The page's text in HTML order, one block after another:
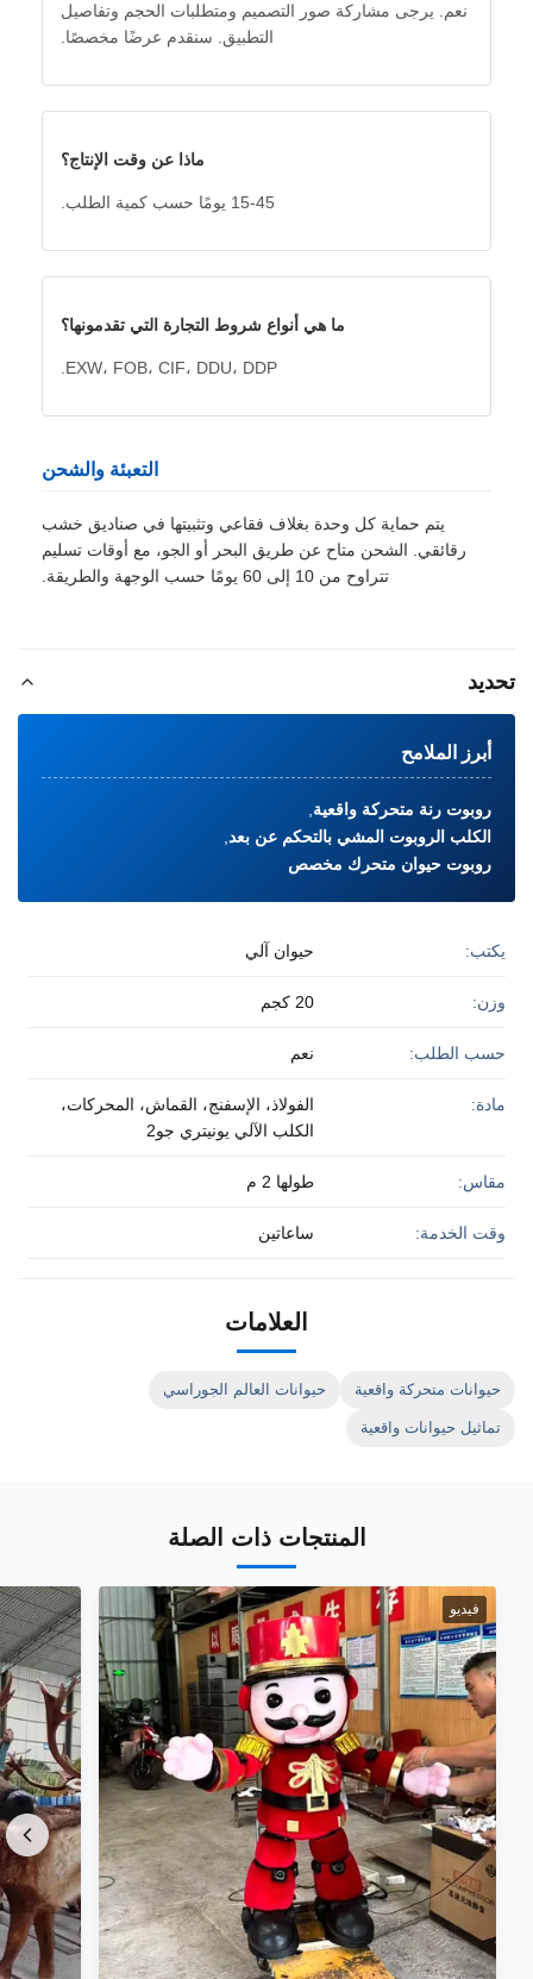
نعم. يرجى مشاركة صور التصميم ومتطلبات الحجم وتفاصيل
التطبيق. سنقدم عرضًا مخصصًا.
ماذا عن وقت الإنتاج؟
15-45 يومًا حسب كمية الطلب.
ما هي أنواع شروط التجارة التي تقدمونها؟
EXW، FOB، CIF، DDU، DDP.
التعبئة والشحن
يتم حماية كل وحدة بغلاف فقاعي وتثبيتها في صناديق خشب
رقائقي. الشحن متاح عن طريق البحر أو الجو، مع أوقات تسليم
تتراوح من 10 إلى 60 يومًا حسب الوجهة والطريقة.
تحديد
أبرز الملامح
روبوت رنة متحركة واقعية
الكلب الروبوت المشي بالتحكم عن بعد
روبوت حيوان متحرك مخصص
يكتب: حيوان آلي
وزن: 20 كجم
حسب الطلب: نعم
مادة:
الفولاذ، الإسفنج، القماش، المحركات،
الكلب الآلي يونيتري جو2
مقاس: طولها 2 م
وقت الخدمة: ساعاتين
العلامات
حيوانات متحركة واقعية حيوانات العالم الجوراسي
تماثيل حيوانات واقعية
المنتجات ذات الصلة
فيديو